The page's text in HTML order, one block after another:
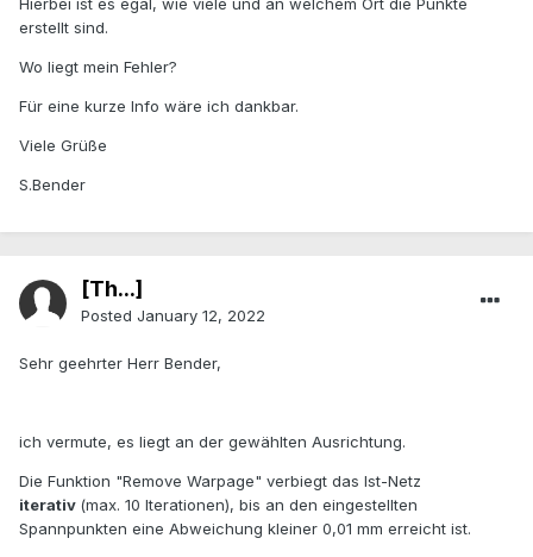
Hierbei ist es egal, wie viele und an welchem Ort die Punkte
erstellt sind.
Wo liegt mein Fehler?
Für eine kurze Info wäre ich dankbar.
Viele Grüße
S.Bender
[Th...]
Posted January 12, 2022
Sehr geehrter Herr Bender,
ich vermute, es liegt an der gewählten Ausrichtung.
Die Funktion "Remove Warpage" verbiegt das Ist-Netz
iterativ (max. 10 Iterationen), bis an den eingestellten
Spannpunkten eine Abweichung kleiner 0,01 mm erreicht ist.